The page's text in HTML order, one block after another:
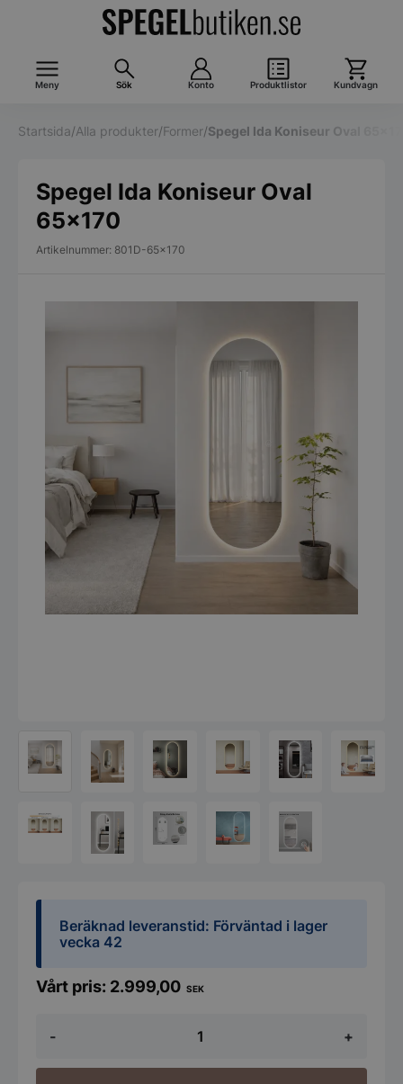
Meny Sök Konto Produktlistor Kundvagn
Startsida/Alla produkter/Former/Spegel Ida Koniseur Oval
Spegel Ida Koniseur Oval
65×170
Artikelnummer: 801D-65x170
Beräknad leveranstid: Förväntad i lager
vecka 42
-
Ida
Oval
+
2.999,00 SEK